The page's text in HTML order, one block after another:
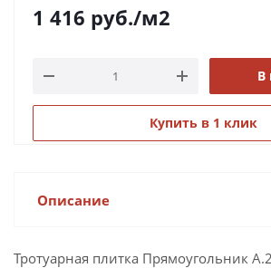
1 416 руб./м2
В
Купить в 1 клик
Описание
Тротуарная плитка Прямоугольник